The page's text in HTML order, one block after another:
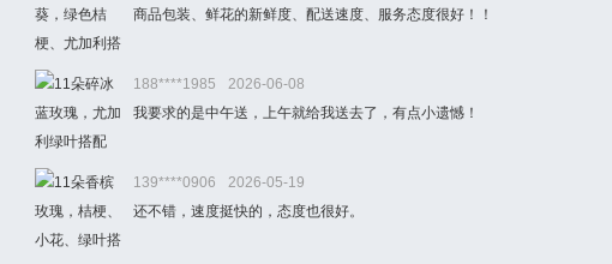
商品包装、鲜花的新鲜度、配送速度、服务态度很好！！
188****1985
2026-06-08
我要求的是中午送，上午就给我送去了，有点小遗憾！
139****0906
2026-05-19
还不错，速度挺快的，态度也很好。